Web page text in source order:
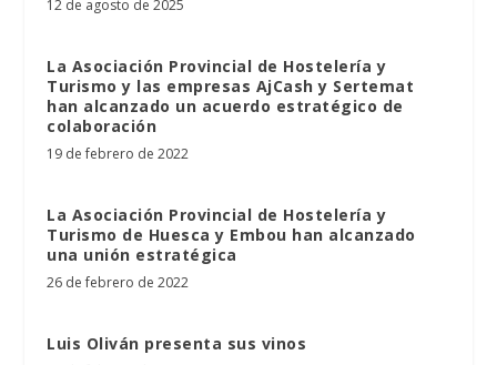
12 de agosto de 2025
La Asociación Provincial de Hostelería y
Turismo y las empresas AjCash y Sertemat
han alcanzado un acuerdo estratégico de
colaboración
19 de febrero de 2022
La Asociación Provincial de Hostelería y
Turismo de Huesca y Embou han alcanzado
una unión estratégica
26 de febrero de 2022
Luis Oliván presenta sus vinos